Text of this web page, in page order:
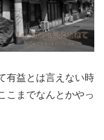
有益とは言えない時
こまでなんとかやっ